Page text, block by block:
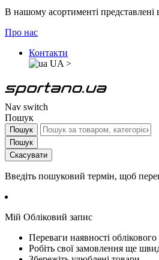
В нашому асортименті представлені
Про нас
Контакти
UA >
Nav switch
Пошук
Пошук
Пошук
Скасувати
Введіть пошуковий термін, щоб
Мій Обліковий запис
Переваги наявності облікового
Робіть свої замовлення ще